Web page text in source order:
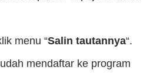
menu “Salin tautannya“.
mendaftar ke program